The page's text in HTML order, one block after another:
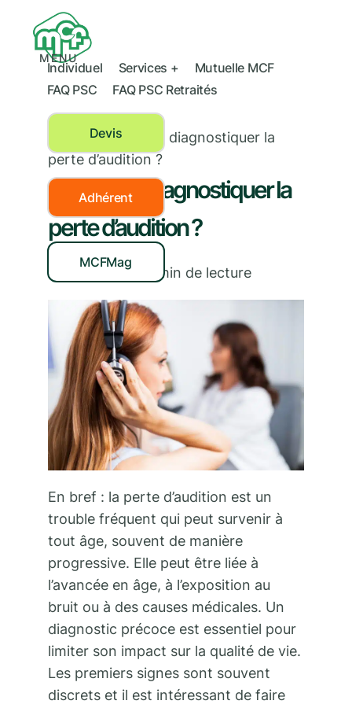
MENU
Individuel Services +
Mutuelle MCF
FAQ PSC
FAQ PSC Retraités
Devis
Adhérent
MCFMag
›Comment diagnostiquer la
perte d’audition ?
Comment diagnostiquer la
perte d’audition ?
02/04/2026 min de lecture
En bref : la perte d’audition est un
trouble fréquent qui peut survenir à
tout âge, souvent de manière
progressive. Elle peut être liée à
l’avancée en âge, à l’exposition au
bruit ou à des causes médicales. Un
diagnostic précoce est essentiel pour
limiter son impact sur la qualité de vie.
Les premiers signes sont souvent
discrets et il est intéressant de faire